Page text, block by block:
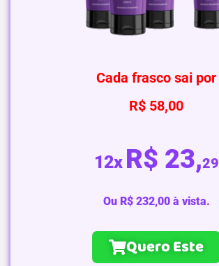
Cada frasco sai por
R$ 58,00
12x R$ 23,29
Ou R$ 232,00 à vista.
Quero Este